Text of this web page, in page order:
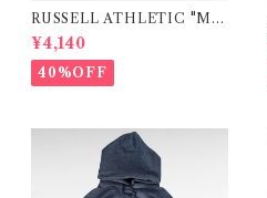
RUSSELL ATHLETIC "MI
CHIGAN" college print t-s
hirt
¥4,140
40%OFF